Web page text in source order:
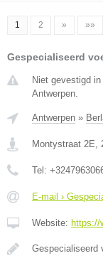
1 2 » »»
Gespecialiseerd
Niet gevestigd
Antwerpen.
Antwerpen »
Montystraat 2E,
Tel:
E-mail ›
Website: https://
Gespecialiseerd